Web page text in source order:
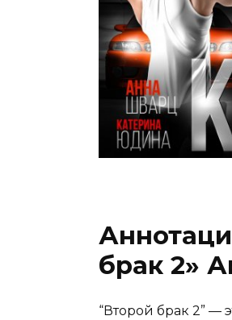
брак 2»
“Второй брак 2”